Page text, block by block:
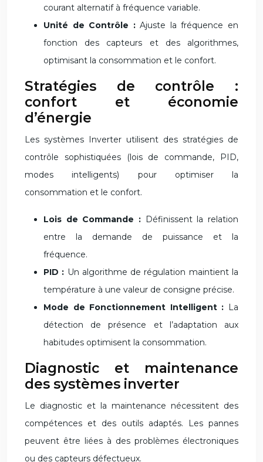
courant alternatif à fréquence variable.
Unité de Contrôle :Ajuste la fréquence en
fonction des capteurs et des algorithmes,
optimisant la consommation et le confort.
Stratégies de contrôle :
confort et économie
d’énergie
Les systèmes Inverter utilisent des stratégies de
contrôle sophistiquées (lois de commande, PID,
modes intelligents) pour optimiser la
consommation et le confort.
Lois de Commande : Définissent la relation
entre la demande de puissance et la
fréquence.
PID : Un algorithme de régulation maintient la
température à une valeur de consigne précise.
Mode de Fonctionnement Intelligent : La
détection de présence et l’adaptation aux
habitudes optimisent la consommation.
Diagnostic et maintenance
des systèmes inverter
Le diagnostic et la maintenance nécessitent des
compétences et des outils adaptés. Les pannes
peuvent être liées à des problèmes électroniques
ou des capteurs défectueux.